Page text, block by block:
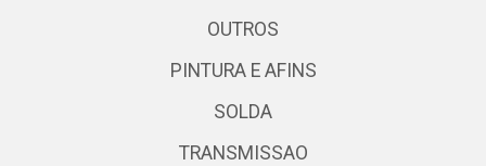
OUTROS
PINTURA E AFINS
SOLDA
TRANSMISSAO